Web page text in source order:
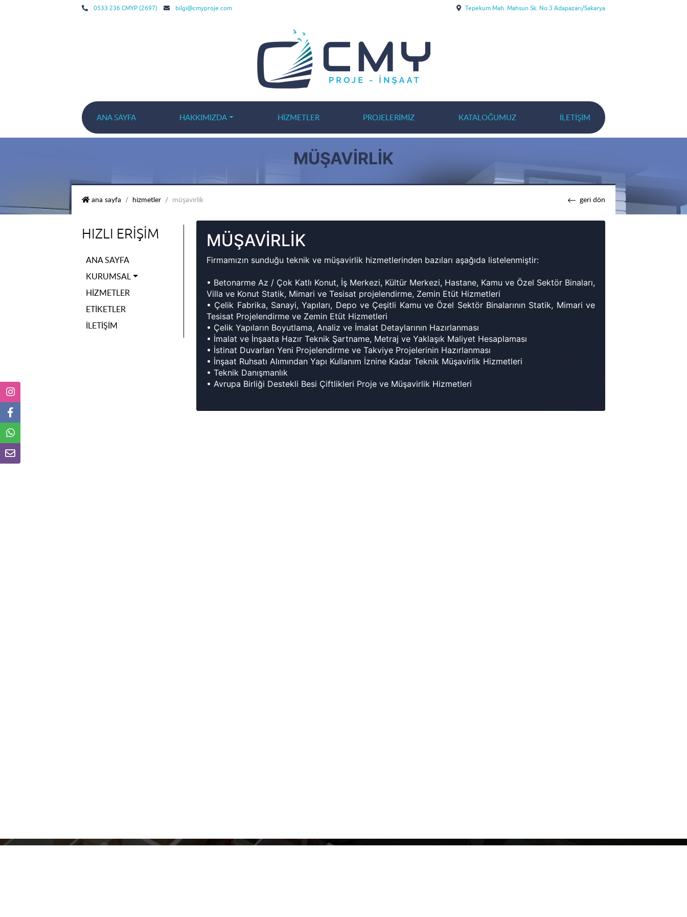
0533 236 CMYP (2697) bilgi@cmyproje.com Tepekum Mah. Mahsun Sk. No:3 Adapazarı/Sakarya
ANA SAYFA HAKKIMIZDA HIZMETLER PROJELERIMIZ KATALOĞUMUZ İLETIŞIM
MÜŞAVİRLİK
ana sayfa cmy palmiye prestij
hizmetler müşavi̇rli̇k geri dön
HIZLI ERIŞIM
ANA SAYFA
KURUMSAL
HIZMETLER
ETIKETLER
İLETIŞIM
MÜŞAVİRLİK
Firmamızın sunduğu teknik ve müşavirlik hizmetlerinden bazıları aşağıda listelenmiştir:
• Betonarme Az / Çok Katlı Konut, İş Merkezi, Kültür Merkezi, Hastane, Kamu ve Özel Sektör Binaları,
Villa ve Konut Statik, Mimari ve Tesisat projelendirme, Zemin Etüt Hizmetleri
• Çelik Fabrika, Sanayi, Yapıları, Depo ve Çeşitli Kamu ve Özel Sektör Binalarının Statik, Mimari ve
Tesisat Projelendirme ve Zemin Etüt Hizmetleri
• Çelik Yapıların Boyutlama, Analiz ve İmalat Detaylarının Hazırlanması
• İmalat ve İnşaata Hazır Teknik Şartname, Metraj ve Yaklaşık Maliyet Hesaplaması
• İstinat Duvarları Yeni Projelendirme ve Takviye Projelerinin Hazırlanması
• İnşaat Ruhsatı Alımından Yapı Kullanım İznine Kadar Teknik Müşavirlik Hizmetleri
• Teknik Danışmanlık
• Avrupa Birliği Destekli Besi Çiftlikleri Proje ve Müşavirlik Hizmetleri